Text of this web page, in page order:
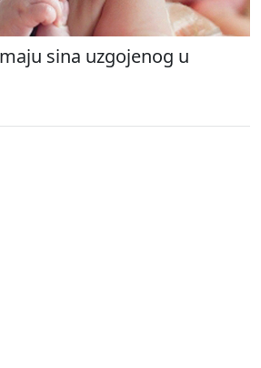
sina uzgojenog u